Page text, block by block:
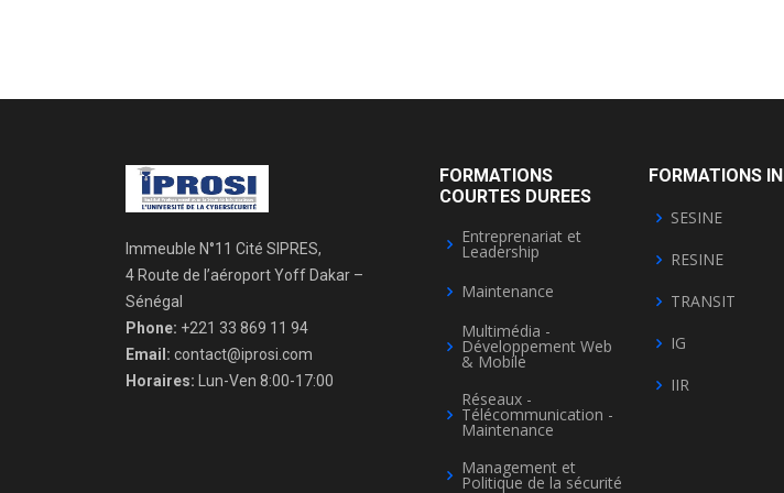
Immeuble N°11 Cité SIPRES,
4 Route de l’aéroport Yoff Dakar –
Sénégal
Phone: +221 33 869 11 94
Email: contact@iprosi.com
Horaires: Lun-Ven 8:00-17:00
FORMATIONS
COURTES DUREES
Entreprenariat et
Leadership
Maintenance
Multimédia -
Développement Web
& Mobile
Réseaux -
Télécommunication -
Maintenance
Management et
Politique de la sécurité
FORMATIONS
SESINE
RESINE
TRANSIT
IG
IIR